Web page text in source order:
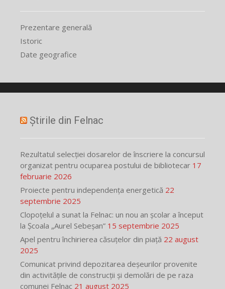
Prezentare generală
Istoric
Date geografice
Știrile din Felnac
Rezultatul selecției dosarelor de înscriere la concursul
organizat pentru ocuparea postului de bibliotecar 17
februarie 2026
Proiecte pentru independența energetică 22
septembrie 2025
Clopoțelul a sunat la Felnac: un nou an școlar a început
la Școala „Aurel Sebeșan” 15 septembrie 2025
Apel pentru închirierea căsuțelor din piață 22 august
2025
Comunicat privind depozitarea deșeurilor provenite
din activitățile de construcții și demolări de pe raza
comunei Felnac 21 august 2025